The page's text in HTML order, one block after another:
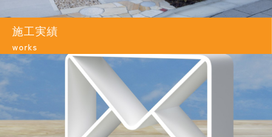
施工実績
works